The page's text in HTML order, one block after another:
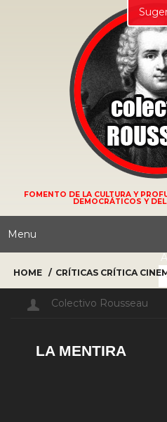
FOMENTO DE LA CULTURA Y
DEMOCRÁTICOS Y
Menu
HOME CRÍTICAS CRÍTICA
Colectivo Rousseau
LA MENTIRA